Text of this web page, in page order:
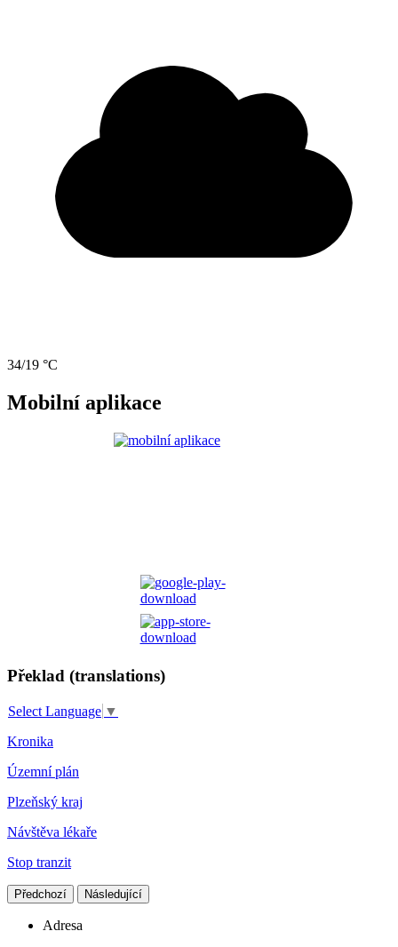
34/19 °C
Mobilní aplikace
Překlad (translations)
Select Language ▼
Kronika
Územní plán
Plzeňský kraj
Návštěva lékaře
Stop tranzit
Předchozí Následující
Adresa